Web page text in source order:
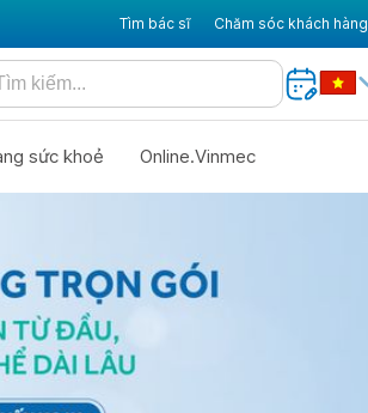
Tìm bác sĩ Chăm sóc khách hàng
sức khoẻ Online.Vinmec